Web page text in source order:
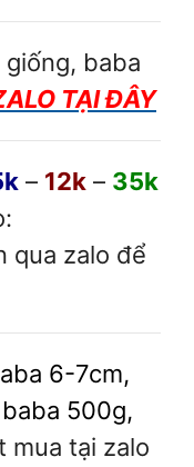
baba
TẠI ĐÂY
– 12k – 35k
qua zalo để
6-7cm,
500g,
mua tại zalo